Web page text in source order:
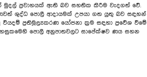
ප්‍රවාහයක් ඇති බව සහතික කිරීම වැදගත් වේ.
ශුද්ධ පොලී ආදායමක් උපයා ගත යුතු බව සඳහන්
ප්‍රතිමූල්‍යකරණ යෝජනා ක්‍රම සඳහා ප්‍රවේශ වීමේ
පොලී අනුපාතවලට සාපේක්ෂව ණය සහන